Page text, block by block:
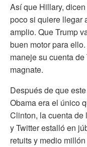
Así que Hillary,
poco si quiere llegar
amplio. Que Trump
buen motor para
maneje su cuenta
magnate.
Después de que
Obama era el único
Clinton, la cuenta de
y Twitter estalló en
retuits y medio